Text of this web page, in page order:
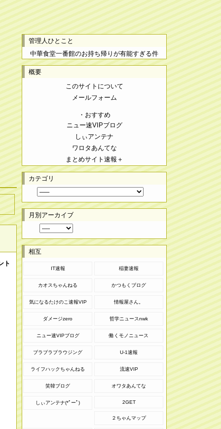
ト
管理人ひとこと
中華食堂一番館のお持ち帰りが有能すぎる件
概要
このサイトについて
メールフォーム
・おすすめ
ニュー速VIPブログ
しぃアンテナ
ワロタあんてな
まとめサイト速報＋
カテゴリ
月別アーカイブ
相互
IT速報 稲妻速報
カオスちゃんねる かつもくブログ
気になるたけのこ速報VIP 情報屋さん。
ダメージzero 哲学ニュースnwk
ニュー速VIPブログ 働くモノニュース
ブラブラブラウジング U-1速報
ライフハックちゃんねる 流速VIP
笑韓ブログ オワタあんてな
しぃアンテナ(*ﾟーﾟ) 2GET
２ちゃんマップ